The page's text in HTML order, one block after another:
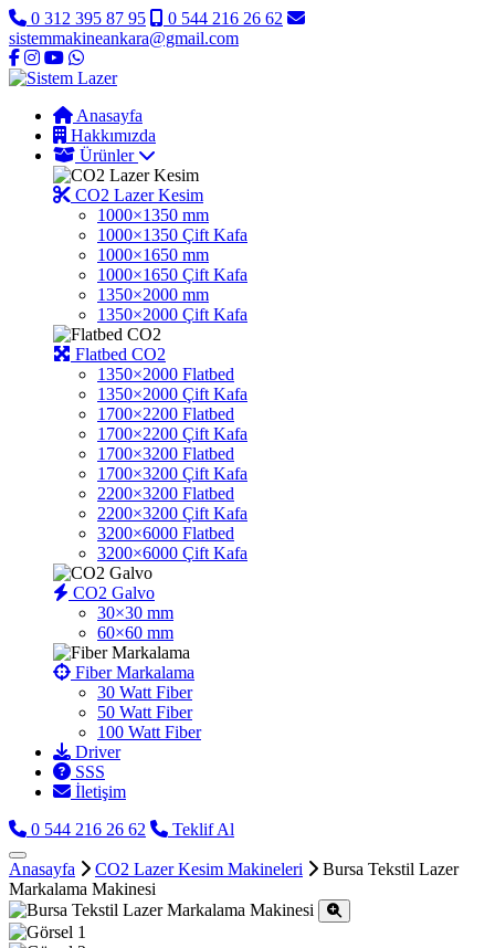
0 312 395 87 95
0 544 216 26 62
sistemmakineankara@gmail.com
Anasayfa
Hakkımızda
Ürünler
CO2 Lazer Kesim
1000×1350 mm
1000×1350 Çift Kafa
1000×1650 mm
1000×1650 Çift Kafa
1350×2000 mm
1350×2000 Çift Kafa
Flatbed CO2
1350×2000 Flatbed
1350×2000 Çift Kafa
1700×2200 Flatbed
1700×2200 Çift Kafa
1700×3200 Flatbed
1700×3200 Çift Kafa
2200×3200 Flatbed
2200×3200 Çift Kafa
3200×6000 Flatbed
3200×6000 Çift Kafa
CO2 Galvo
30×30 mm
60×60 mm
Fiber Markalama
30 Watt Fiber
50 Watt Fiber
100 Watt Fiber
Driver
SSS
İletişim
0 544 216 26 62
Teklif Al
Anasayfa CO2 Lazer Kesim Makineleri
Bursa Tekstil Lazer
Markalama Makinesi